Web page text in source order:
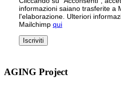
informazioni saiano trasferite a
l'elaborazione. Ulteriori
Mailchimp qui
AGING Project